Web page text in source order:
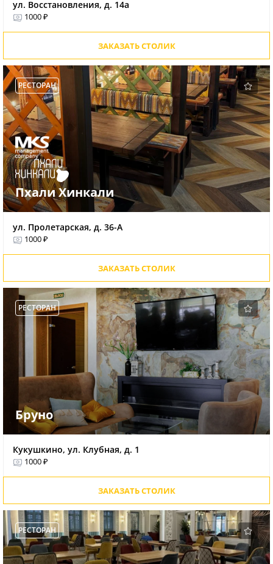
ул. Восстановления, д. 14а
1000 ₽
ЗАКАЗАТЬ СТОЛИК
РЕСТОРАН
Пхали Хинкали
ул. Пролетарская, д. 36-А
1000 ₽
ЗАКАЗАТЬ СТОЛИК
РЕСТОРАН
Бруно
Кукушкино, ул. Клубная, д. 1
1000 ₽
ЗАКАЗАТЬ СТОЛИК
РЕСТОРАН